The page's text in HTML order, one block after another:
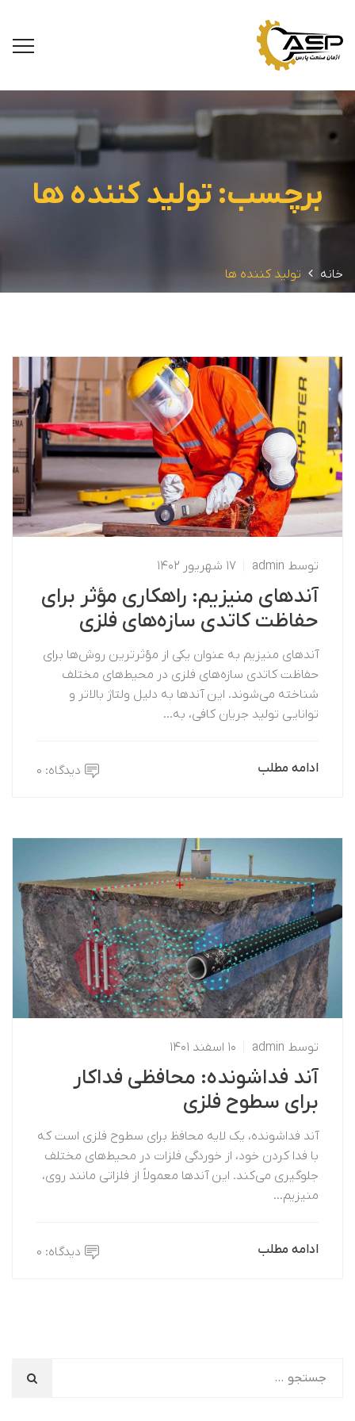
برچسب: تولید کننده ها
خانه تولید کننده ها
توسط Admin ۱۷ شهریور ۱۴۰۲
آندهای منیزیم: راهکاری مؤثر برای
حفاظت کاتدی سازه‌های فلزی
آندهای منیزیم به عنوان یکی از مؤثرترین روش‌ها برای
حفاظت کاتدی سازه‌های فلزی در محیط‌های مختلف
شناخته می‌شوند. این آندها به دلیل ولتاژ بالاتر و
توانایی تولید جریان کافی، به…
ادامه مطلب دیدگاه: 0
توسط Admin ۱۰ اسفند ۱۴۰۱
آند فداشونده: محافظی فداکار
برای سطوح فلزی
آند فداشونده، یک لایه محافظ برای سطوح فلزی است که
با فدا کردن خود، از خوردگی فلزات در محیط‌های مختلف
جلوگیری می‌کند. این آندها معمولاً از فلزاتی مانند روی،
منیزیم…
ادامه مطلب دیدگاه: 0